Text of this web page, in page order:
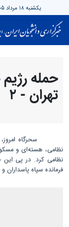
یکشنبه ۱۸ مرداد ۱۴۰۵
حمله
تهران - ۲
نظامی، هسته‌ای و
نظامی کرد. در پی این
فرمانده سپاه پاسداران